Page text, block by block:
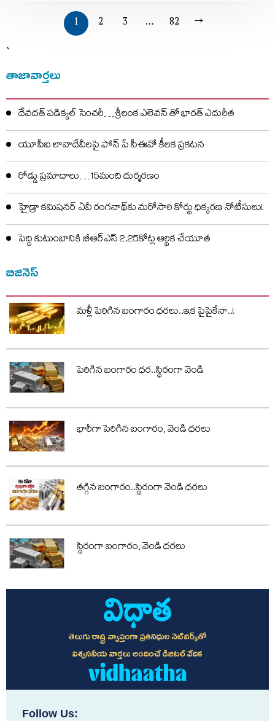
1 2 3 … 82 →
`
తాజావార్తలు
దేవదత్ పడిక్కల్‌ సెంచరీ…శ్రీలంక ఎలెవన్ తో భారత్ ఎదురీత
యూపీఐ లావాదేవీలపై ఫోన్ పే సీఈవో కీలక ప్రకటన
రోడ్డు ప్రమాదాలు…15మంది దుర్మరణం
హైడ్రా కమిషనర్ ఏవీ రంగనాథ్‌కు మరోసారి కోర్టు ధిక్కరణ నోటీసులు!
పెద్ది కుటుంబానికి బీఆర్ఎస్ 2.25కోట్ల ఆర్థిక చేయూత
బిజినెస్
మళ్లీ పెరిగిన బంగారం ధరలు..ఇక పైపైకేనా..!
పెరిగిన బంగారం ధర..స్థిరంగా వెండి
భారీగా పెరిగిన బంగారం, వెండి ధరలు
తగ్గిన బంగారం..స్థిరంగా వెండి ధరలు
స్థిరంగా బంగారం, వెండి ధరలు
తెలుగు రాష్ట్ర వ్యాప్తంగా ప్రతినిధుల నెట్‌వర్క్‌తో
విశ్వసనీయ వార్తలు అందించే డిజిటల్ వేదిక
Follow Us: